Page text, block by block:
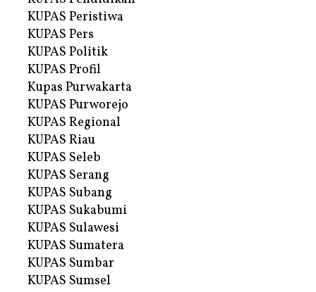
KUPAS Peristiwa
KUPAS Pers
KUPAS Politik
KUPAS Profil
Kupas Purwakarta
KUPAS Purworejo
KUPAS Regional
KUPAS Riau
KUPAS Seleb
KUPAS Serang
KUPAS Subang
KUPAS Sukabumi
KUPAS Sulawesi
KUPAS Sumatera
KUPAS Sumbar
KUPAS Sumsel